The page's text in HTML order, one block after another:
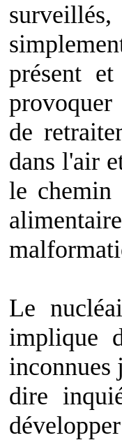
présent
provoquer
de
dans l'air
le chemin
Le
implique
inconnues
dire